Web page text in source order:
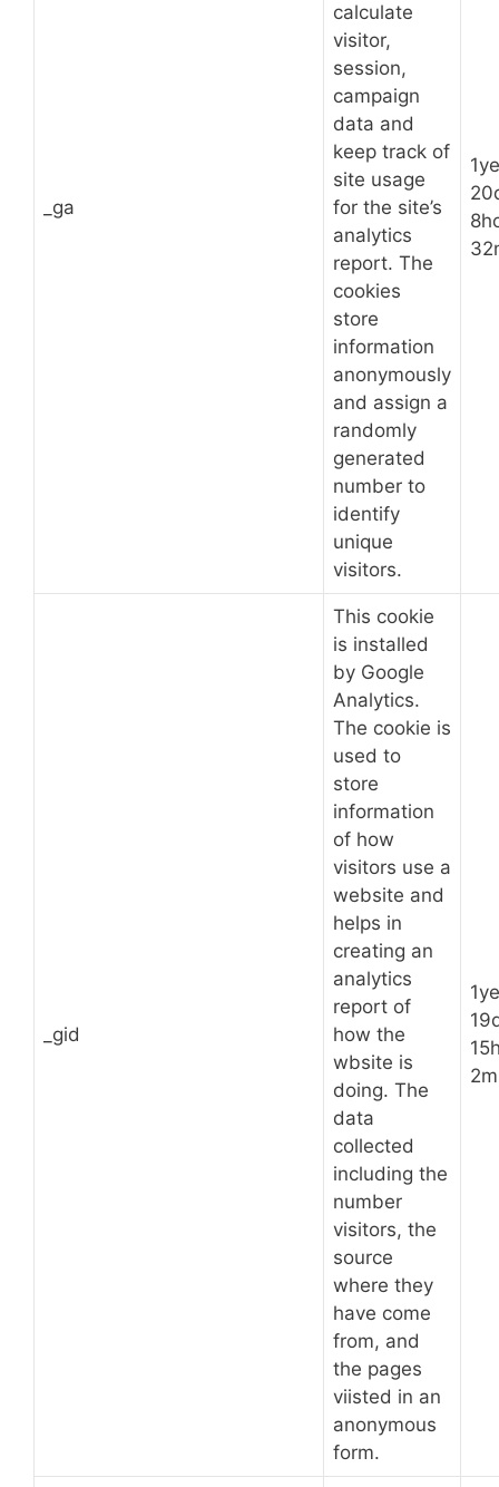
_ga
calculate
visitor,
session,
campaign
data and
keep track of
site usage
for the site’s
analytics
report. The
cookies
store
information
anonymously
and assign a
randomly
generated
number to
identify
unique
visitors.
_gid
This cookie
is installed
by Google
Analytics.
The cookie is
used to
store
information
of how
visitors use a
website and
helps in
creating an
analytics
report of
how the
wbsite is
doing. The
data
collected
including the
number
visitors, the
source
where they
have come
from, and
the pages
viisted in an
anonymous
form.